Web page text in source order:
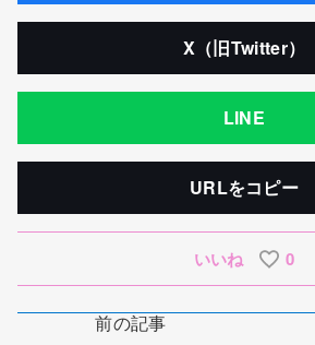
X（旧Twitter）
LINE
URLをコピー
いいね 0
前の記事